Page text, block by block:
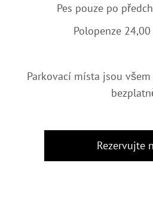
Pes pouze po
Polopenze
Parkovací místa jsou